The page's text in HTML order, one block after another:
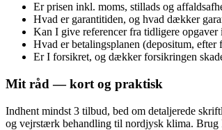
Er prisen inkl. moms, stillads og
Hvad er garantitiden, og hvad dækker
Kan I give referencer fra tidligere opgaver
Hvad er betalingsplanen (depositum, efter
Er I forsikret, og dækker forsikringen
Mit råd — kort og praktisk
Indhent mindst 3 tilbud, bed om detaljerede
og vejrstærk behandling til nordjysk klima.